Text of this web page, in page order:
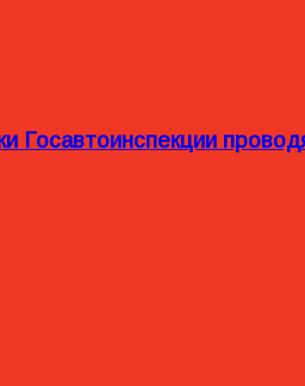
Госавтоинспекции